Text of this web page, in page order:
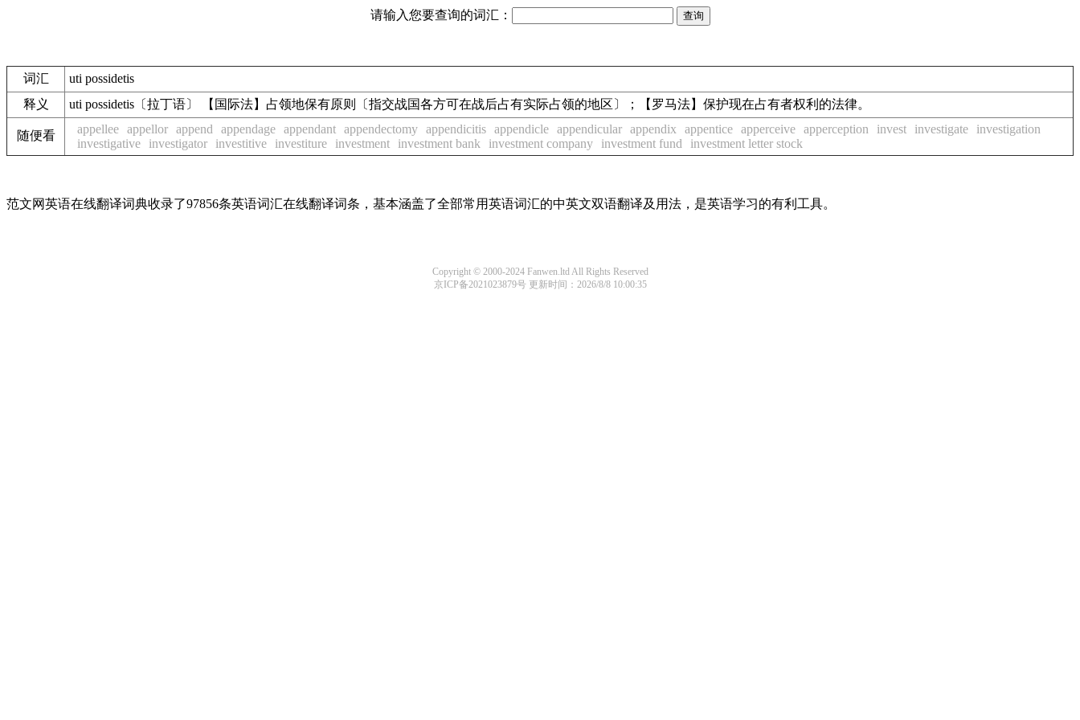
请输入您要查询的词汇：
词汇
uti possidetis
释义
uti possidetis〔拉丁语〕 【国际法】占领地保有原则〔指交战国各方可在战后占有实际占领的地区〕；【罗马法】保护现在占有者权利的法律。
随便看 appellee appellor append appendage appendant appendectomy appendicitis appendicle appendicular appendix appentice apperceive apperception invest investigate
investigation
investigative
investigator investitive investiture investment investment bank investment company investment fund investment letter stock
范文网英语在线翻译词典收录了97856条英语词汇在线翻译词条，基本涵盖了全部常用英语词汇的中英文双语翻译及用法，是英语学习的有利工具。
Copyright © 2000-2024 Fanwen.ltd All Rights Reserved
京ICP备2021023879号更新时间：2026/8/8 10:00:35